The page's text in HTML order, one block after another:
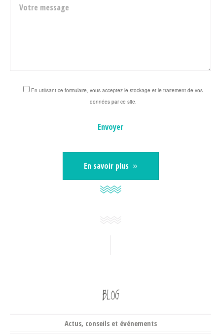
En utilisant ce formulaire, vous acceptez le stockage et le traitement de vos
données par ce site.
En savoir plus
BLOG
Actus, conseils et événements